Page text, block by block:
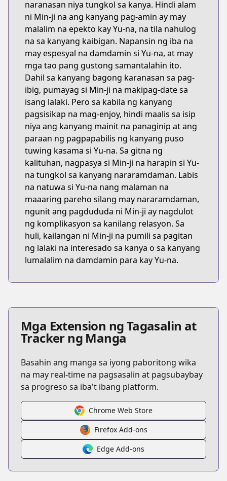
naranasan niya tungkol sa kanya. Hindi alam
ni Min-ji na ang kanyang pag-amin ay may
malalim na epekto kay Yu-na, na tila nahulog
na sa kanyang kaibigan. Napansin ng iba na
may espesyal na damdamin si Yu-na, at may
mga tao pang gustong samantalahin ito.
Dahil sa kanyang bagong karanasan sa pag-
ibig, pumayag si Min-ji na makipag-date sa
isang lalaki. Pero sa kabila ng kanyang
pagsisikap na mag-enjoy, hindi maalis sa isip
niya ang kanyang mainit na panaginip at ang
paraan ng pagpapabilis ng kanyang puso
tuwing kasama si Yu-na. Sa gitna ng
kalituhan, nagpasya si Min-ji na harapin si Yu-
na tungkol sa kanyang nararamdaman. Labis
na natuwa si Yu-na nang malaman na
maaaring pareho silang may nararamdaman,
ngunit ang pagdududa ni Min-ji ay nagdulot
ng komplikasyon sa kanilang relasyon. Sa
huli, kailangan ni Min-ji na pumili sa pagitan
ng lalaki na interesado sa kanya o sa kanyang
lumalalim na damdamin para kay Yu-na.
Mga Extension ng Tagasalin at
Tracker ng Manga
Basahin ang manga sa iyong paboritong wika
na may real-time na pagsasalin at pagsubaybay
sa progreso sa iba't ibang platform.
Chrome Web Store
Firefox Add-ons
Edge Add-ons